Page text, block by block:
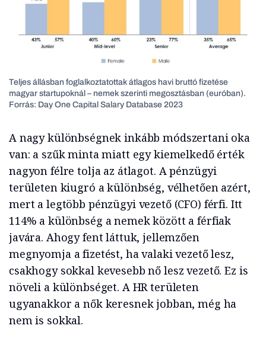
Teljes állásban foglalkoztatottak átlagos havi bruttó fizetése
magyar startupoknál – nemek szerinti megosztásban (euróban).
Forrás: Day One Capital Salary Database 2023
A nagy különbségnek inkább módszertani oka
van: a szűk minta miatt egy kiemelkedő érték
nagyon félre tolja az átlagot. A pénzügyi
területen kiugró a különbség, vélhetően azért,
mert a legtöbb pénzügyi vezető (CFO) férfi. Itt
114% a különbség a nemek között a férfiak
javára. Ahogy fent láttuk, jellemzően
megnyomja a fizetést, ha valaki vezető lesz,
csakhogy sokkal kevesebb nő lesz vezető. Ez is
növeli a különbséget. A HR területen
ugyanakkor a nők keresnek jobban, még ha
nem is sokkal.